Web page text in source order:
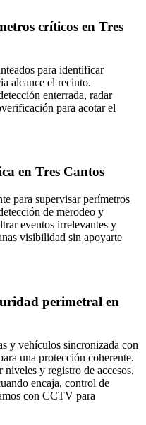
críticos en Tres
para identificar
alcance el recinto.
enterrada, radar
para acotar el
en Tres Cantos
para supervisar perímetros
de merodeo y
eventos irrelevantes y
visibilidad sin apoyarte
perimetral en
y vehículos sincronizada con
una protección coherente.
y registro de accesos,
encaja, control de
con CCTV para